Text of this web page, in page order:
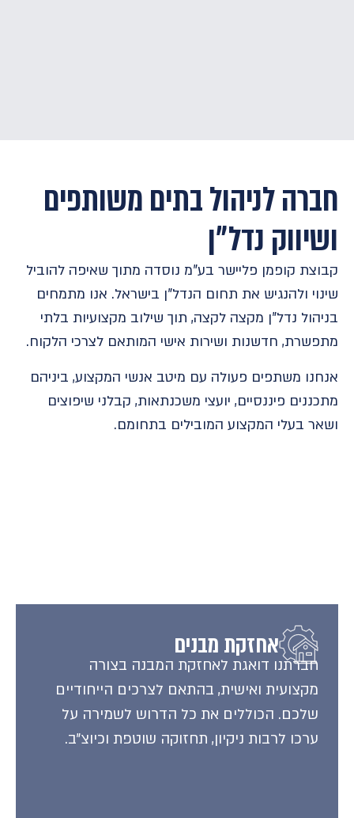
חברה לניהול בתים משותפים
ושיווק נדל״ן
קבוצת קופמן פליישר בע"מ נוסדה מתוך שאיפה להוביל
שינוי ולהנגיש את תחום הנדל"ן בישראל. אנו מתמחים
בניהול נדל"ן מקצה לקצה, תוך שילוב מקצועיות בלתי
מתפשרת, חדשנות ושירות אישי המותאם לצרכי הלקוח.
אנחנו משתפים פעולה עם מיטב אנשי המקצוע, ביניהם
מתכננים פיננסיים, יועצי משכנתאות, קבלני שיפוצים
ושאר בעלי המקצוע המובילים בתחומם.
אחזקת מבנים
חברתנו דואגת לאחזקת המבנה בצורה
מקצועית ואישית, בהתאם לצרכים הייחודיים
שלכם. הכוללים את כל הדרוש לשמירה על
ערכו לרבות ניקיון, תחזוקה שוטפת וכיוצ״ב.